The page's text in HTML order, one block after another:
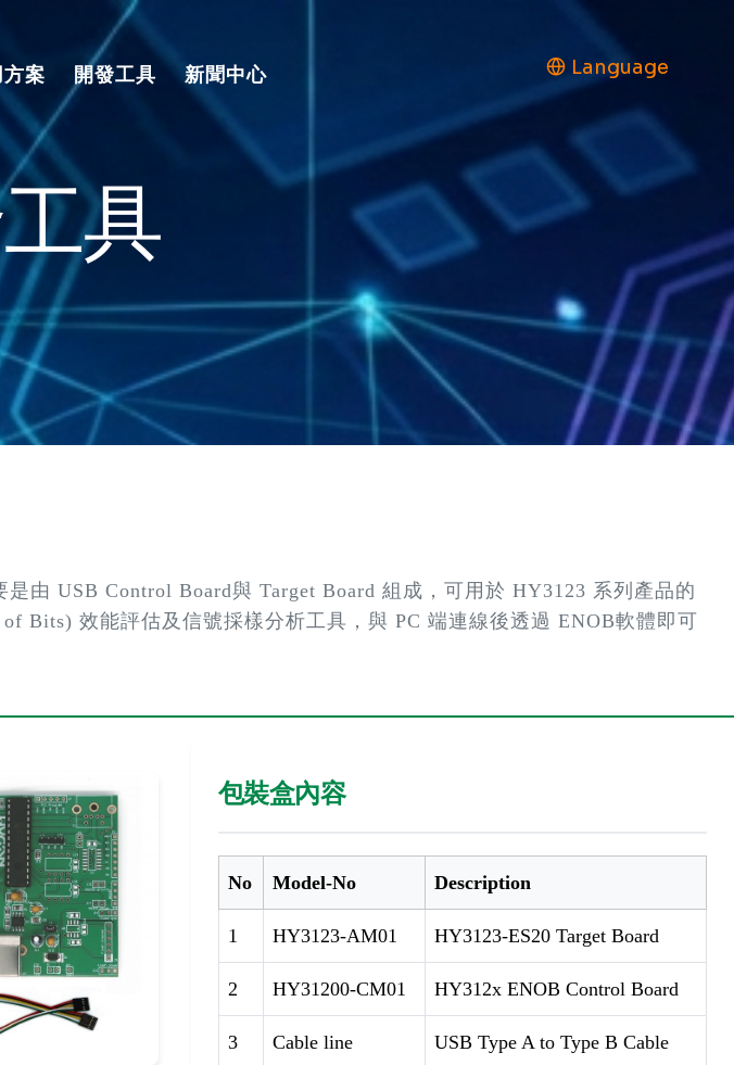
方案 開發工具 新聞中心 Language
具
由 USB Control Board與 Target Board 組成，可用於 HY3123 系列產品的
Bits) 效能評估及信號採樣分析工具，與 PC 端連線後透過 ENOB軟體即可
包裝盒內容
No Model-No Description
1 HY3123-AM01 HY3123-ES20 Target Board
2 HY31200-CM01 HY312x ENOB Control Board
3 Cable line USB Type A to Type B Cable